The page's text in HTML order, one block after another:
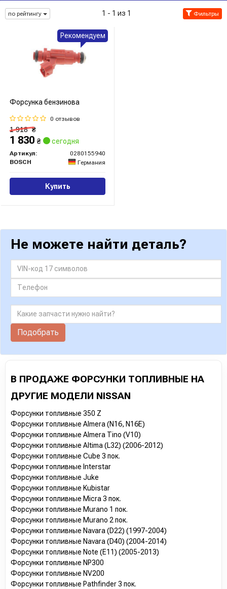
по рейтингу 1 - 1 из 1 Фильтры
Форсунка бензинова
0 отзывов
1 918₴
1 830 ₴ сегодня
Артикул:
0280155940
BOSCH
Германия
Купить
Рекомендуем
Не можете найти деталь?
Подобрать
В ПРОДАЖЕ ФОРСУНКИ ТОПЛИВНЫЕ НА
ДРУГИЕ МОДЕЛИ NISSAN
Форсунки топливные 350 Z
Форсунки топливные Almera (N16, N16E)
Форсунки топливные Almera Tino (V10)
Форсунки топливные Altima (L32) (2006-2012)
Форсунки топливные Cube 3 пок.
Форсунки топливные Interstar
Форсунки топливные Juke
Форсунки топливные Kubistar
Форсунки топливные Micra 3 пок.
Форсунки топливные Murano 1 пок.
Форсунки топливные Murano 2 пок.
Форсунки топливные Navara (D22) (1997-2004)
Форсунки топливные Navara (D40) (2004-2014)
Форсунки топливные Note (E11) (2005-2013)
Форсунки топливные NP300
Форсунки топливные NV200
Форсунки топливные Pathfinder 3 пок.